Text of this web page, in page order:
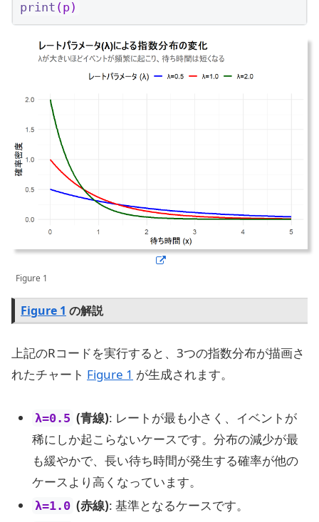
print (p)
Figure 1
Figure 1 の解説
上記のRコードを実行すると、3つの指数分布が描画さ
れたチャート Figure 1 が生成されます。
λ=0.5 (青線): レートが最も小さく、イベントが
稀にしか起こらないケースです。分布の減少が最
も緩やかで、長い待ち時間が発生する確率が他の
ケースより高くなっています。
λ=1.0 (赤線): 基準となるケースです。